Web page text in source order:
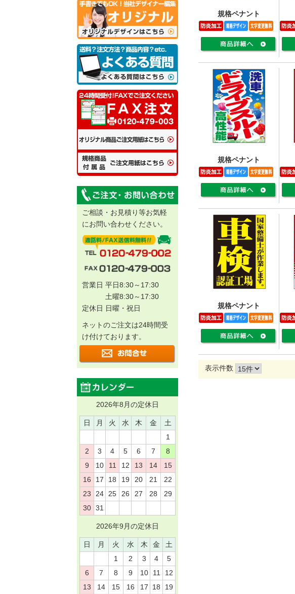
規格ペナント
規格ペナント
規格ペナント
表示件数
ご相談・お見積り等お気軽
にお問い合わせください。
営業日 平日8:30～17:30
土曜8:30～17:30
定休日 日曜・祝日
ネットのご注文は24時間受
け付けております。
2026年8月の定休日
日 月 火 水 木 金
土
1
2
3 4 5 6 7
8
9
10 11 12 13 14
15
16
17 18 19 20 21
22
23
24 25 26 27 28
29
30 31
2026年9月の定休日
日 月 火 水 木 金
土
1
2 3 4
5
6
7 8 9 10 11
12
13
14 15 16 17 18
19